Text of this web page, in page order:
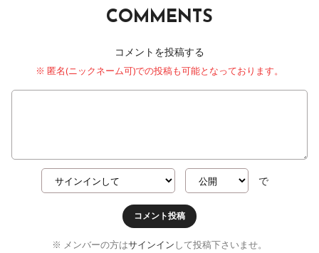
COMMENTS
コメントを投稿する
※ 匿名(ニックネーム可)での投稿も可能となっております。
で
コメント投稿
※ メンバーの方はサインイン して投稿下さいませ。